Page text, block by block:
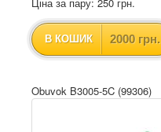
В КОШИК 2000 грн.
Obuvok B3005-5C (99306)